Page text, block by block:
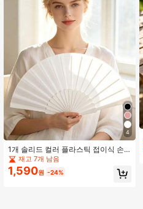
4
1개 솔리드 컬러 플라스틱 접이식 손
부채, 파티, 연회, 웨딩 액세서리
재고 7개 남음
1,590원 -24%